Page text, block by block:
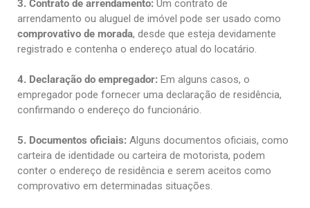
3. Contrato de arrendamento: Um contrato de
arrendamento ou aluguel de imóvel pode ser usado como
comprovativo de morada, desde que esteja devidamente
registrado e contenha o endereço atual do locatário.
4. Declaração do empregador: Em alguns casos, o
empregador pode fornecer uma declaração de residência,
confirmando o endereço do funcionário.
5. Documentos oficiais: Alguns documentos oficiais, como
carteira de identidade ou carteira de motorista, podem
conter o endereço de residência e serem aceitos como
comprovativo em determinadas situações.